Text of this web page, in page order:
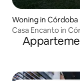
Woning in Córdoba
Casa Encanto in